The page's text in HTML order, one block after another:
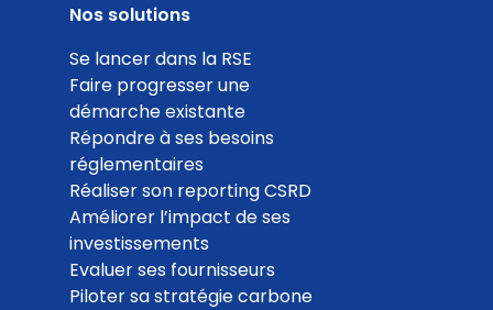
Nos solutions
Se lancer dans la RSE
Faire progresser une
démarche existante
Répondre à ses besoins
réglementaires
Réaliser son reporting CSRD
Améliorer l’impact de ses
investissements
Evaluer ses fournisseurs
Piloter sa stratégie carbone